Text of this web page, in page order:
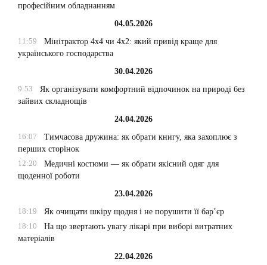
професійним обладнанням
04.05.2026
11:59
Мінітрактор 4х4 чи 4х2: який привід краще для
українського господарства
30.04.2026
9:53
Як організувати комфортний відпочинок на природі без
зайвих складнощів
24.04.2026
16:07
Тимчасова дружина: як обрати книгу, яка захоплює з
перших сторінок
12:20
Медичні костюми — як обрати якісний одяг для
щоденної роботи
23.04.2026
18:19
Як очищати шкіру щодня і не порушити її бар’єр
18:10
На що звертають увагу лікарі при виборі витратних
матеріалів
22.04.2026